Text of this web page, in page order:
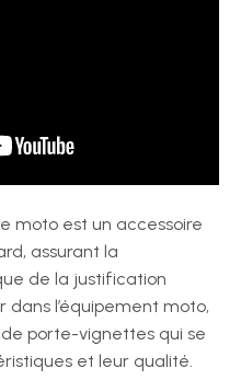
moto est un accessoire
assurant la
de la justification
dans l’équipement moto,
porte-vignettes qui se
et leur qualité.